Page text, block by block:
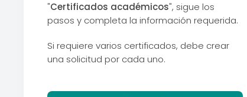
"Certificados académicos", sigue los
pasos y completa la información requerida.
Si requiere varios certificados, debe crear
una solicitud por cada uno.